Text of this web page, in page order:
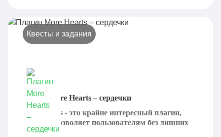
Квесты и задания
Плагин More Hearts – сердечки
More Hearts - это крайне интересный плагин,
который позволяет пользователям без лишних
проблем...